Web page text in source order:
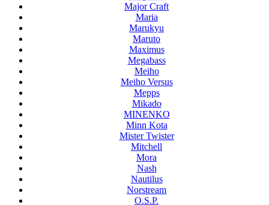
Major Craft
Maria
Marukyu
Maruto
Maximus
Megabass
Meiho
Meiho Versus
Mepps
Mikado
MINENKO
Minn Kota
Mister Twister
Mitchell
Mora
Nash
Nautilus
Norstream
O.S.P.